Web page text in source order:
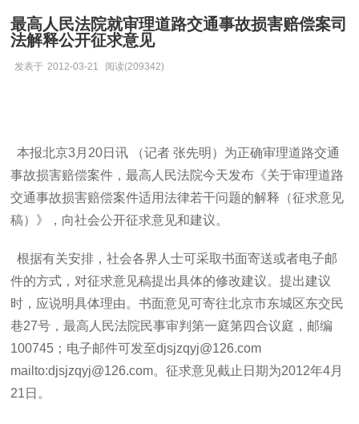
最高人民法院就审理道路交通事故损害赔偿案司
法解释公开征求意见
发表于 2012-03-21 阅读(209342)
本报北京3月20日讯 （记者 张先明）为正确审理道路交通
事故损害赔偿案件，最高人民法院今天发布《关于审理道路
交通事故损害赔偿案件适用法律若干问题的解释（征求意见
稿）》，向社会公开征求意见和建议。
根据有关安排，社会各界人士可采取书面寄送或者电子邮
件的方式，对征求意见稿提出具体的修改建议。提出建议
时，应说明具体理由。书面意见可寄往北京市东城区东交民
巷27号，最高人民法院民事审判第一庭第四合议庭，邮编
100745；电子邮件可发至djsjzqyj@126.com
mailto:djsjzqyj@126.com。征求意见截止日期为2012年4月
21日。